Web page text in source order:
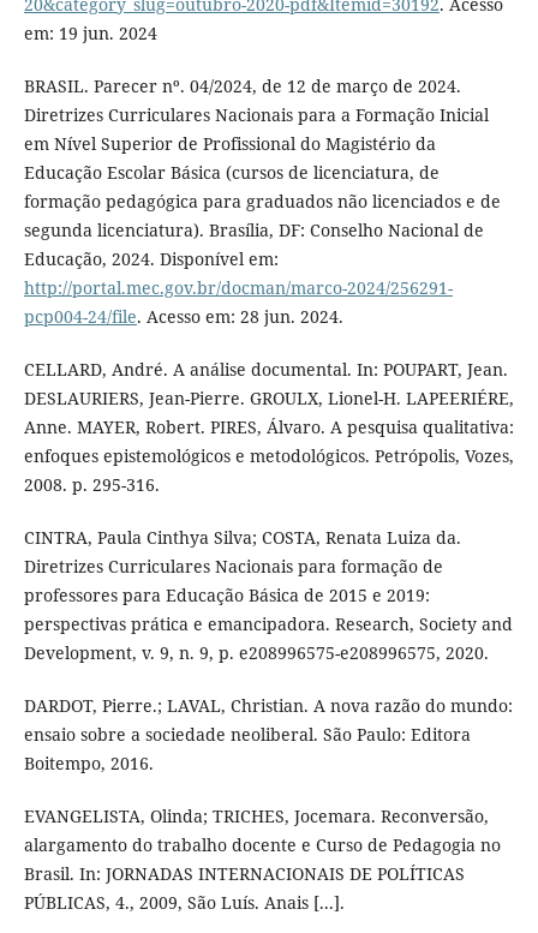
em: 19 jun. 2024
BRASIL. Parecer nº. 04/2024, de 12 de março de 2024.
Diretrizes Curriculares Nacionais para a Formação Inicial
em Nível Superior de Profissional do Magistério da
Educação Escolar Básica (cursos de licenciatura, de
formação pedagógica para graduados não licenciados e de
segunda licenciatura). Brasília, DF: Conselho Nacional de
Educação, 2024. Disponível em:
http://portal.mec.gov.br/docman/marco-2024/256291-
pcp004-24/file. Acesso em: 28 jun. 2024.
CELLARD, André. A análise documental. In: POUPART, Jean.
DESLAURIERS, Jean-Pierre. GROULX, Lionel-H. LAPEERIÉRE,
Anne. MAYER, Robert. PIRES, Álvaro. A pesquisa qualitativa:
enfoques epistemológicos e metodológicos. Petrópolis, Vozes,
2008. p. 295-316.
CINTRA, Paula Cinthya Silva; COSTA, Renata Luiza da.
Diretrizes Curriculares Nacionais para formação de
professores para Educação Básica de 2015 e 2019:
perspectivas prática e emancipadora. Research, Society and
Development, v. 9, n. 9, p. e208996575-e208996575, 2020.
DARDOT, Pierre.; LAVAL, Christian. A nova razão do mundo:
ensaio sobre a sociedade neoliberal. São Paulo: Editora
Boitempo, 2016.
EVANGELISTA, Olinda; TRICHES, Jocemara. Reconversão,
alargamento do trabalho docente e Curso de Pedagogia no
Brasil. In: JORNADAS INTERNACIONAIS DE POLÍTICAS
PÚBLICAS, 4., 2009, São Luís. Anais [...].